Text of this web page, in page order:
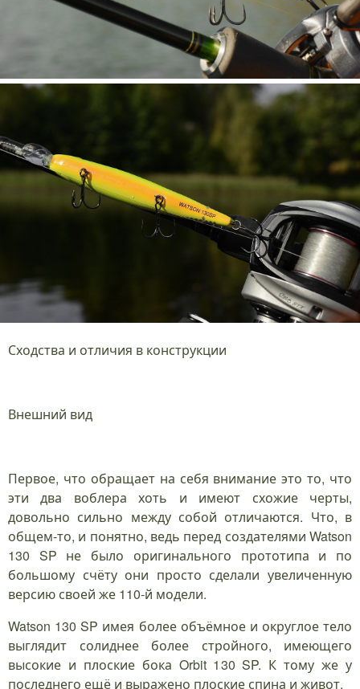
Сходства и отличия в конструкции
Внешний вид
Первое, что обращает на себя внимание это то, что
эти два воблера хоть и имеют схожие черты,
довольно сильно между собой отличаются. Что, в
общем-то, и понятно, ведь перед создателями Watson
130 SP не было оригинального прототипа и по
большому счёту они просто сделали увеличенную
версию своей же 110-й модели.
Watson 130 SP имея более объёмное и округлое тело
выглядит солиднее более стройного, имеющего
высокие и плоские бока Orbit 130 SP. К тому же у
последнего ещё и выражено плоские спина и живот.